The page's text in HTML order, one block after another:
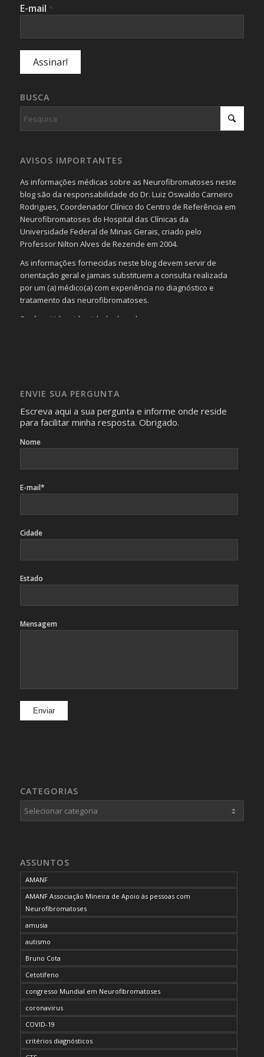
E-mail *
BUSCA
AVISOS IMPORTANTES
As informações médicas sobre as Neurofibromatoses neste
blog são da responsabilidade do Dr. Luiz Oswaldo Carneiro
Rodrigues, Coordenador Clínico do Centro de Referência em
Neurofibromatoses do Hospital das Clínicas da
Universidade Federal de Minas Gerais, criado pelo
Professor Nilton Alves de Rezende em 2004.
As informações fornecidas neste blog devem servir de
orientação geral e jamais substituem a consulta realizada
por um (a) médico(a) com experiência no diagnóstico e
tratamento das neurofibromatoses.
Será omitida a identidade de todas as pessoas que
identificação da pessoa fotografada.
ENVIE SUA PERGUNTA
Escreva aqui a sua pergunta e informe onde reside
para facilitar minha resposta. Obrigado.
Nome
E-mail*
Cidade
Estado
Mensagem
CATEGORIAS
Categorias
ASSUNTOS
AMANF
AMANF Associação Mineira de Apoio às pessoas com
Neurofibromatoses
amusia
autismo
Bruno Cota
Cetotifeno
congresso Mundial em Neurofibromatoses
coronavirus
COVID-19
critérios diagnósticos